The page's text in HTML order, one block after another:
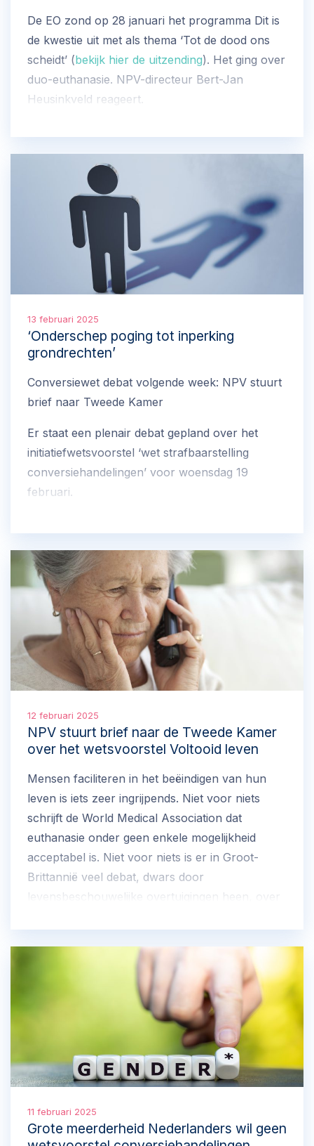
De EO zond op 28 januari het programma Dit is
de kwestie uit met als thema ‘Tot de dood ons
scheidt’ (bekijk hier de uitzending). Het ging over
duo-euthanasie. NPV-directeur Bert-Jan
Heusinkveld reageert.
13 februari 2025
‘Onderschep poging tot inperking
grondrechten’
Conversiewet debat volgende week: NPV stuurt
brief naar Tweede Kamer
Er staat een plenair debat gepland over het
initiatiefwetsvoorstel ‘wet strafbaarstelling
conversiehandelingen’ voor woensdag 19
februari.
hierop een pleidooi naar Tweede Kamerleden
met de aanbeveling tegen dit wetsvoorstel te
stemmen en maakt hierbij de volgende punten:
12 februari 2025
NPV stuurt brief naar de Tweede Kamer
over het wetsvoorstel Voltooid leven
Mensen faciliteren in het beëindigen van hun
leven is iets zeer ingrijpends. Niet voor niets
schrijft de World Medical Association dat
euthanasie onder geen enkele mogelijkheid
acceptabel is. Niet voor niets is er in Groot-
Brittannië veel debat, dwars door
levensbeschouwelijke overtuigingen heen, over
11 februari 2025
Grote meerderheid Nederlanders wil geen